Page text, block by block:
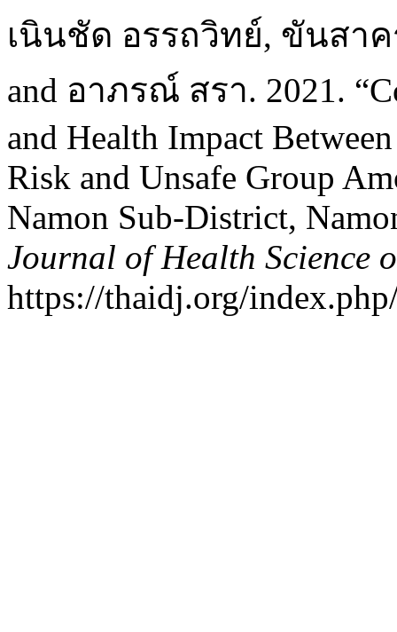
เนินชัด อรรถวิทย์, ขันส
and อาภรณ์ สรา. 2021.
and Health Impact
Risk and Unsafe Group
Namon Sub-District,
Journal of Health Science
https://thaidj.org/